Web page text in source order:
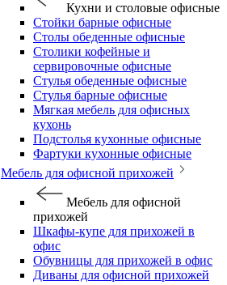
Кухни и столовые офисные
Стойки барные офисные
Столы обеденные офисные
Столики кофейные и
сервировочные офисные
Стулья обеденные офисные
Стулья барные офисные
Мягкая мебель для офисных
кухонь
Подстолья кухонные офисные
Фартуки кухонные офисные
Мебель для офисной прихожей
Мебель для офисной
прихожей
Шкафы-купе для прихожей в
офис
Обувницы для прихожей в офис
Диваны для офисной прихожей